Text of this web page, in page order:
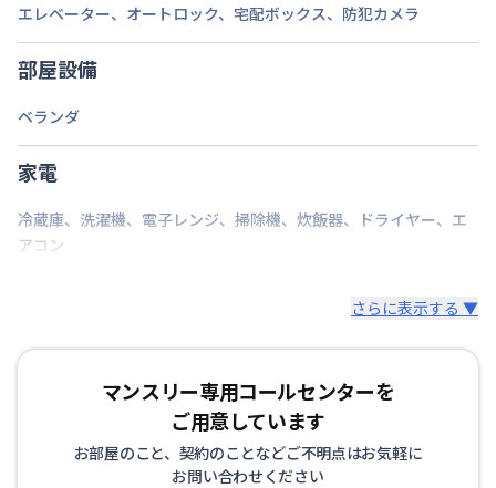
エレベーター、 オートロック、 宅配ボックス、 防犯カメラ
部屋設備
ベランダ
家電
冷蔵庫、 洗濯機、 電子レンジ、 掃除機、 炊飯器、 ドライヤー、 エ
アコン
さらに表示する ▼
マンスリー専用コールセンターを
ご用意しています
お部屋のこと、契約のことなどご不明点はお気軽に
お問い合わせください